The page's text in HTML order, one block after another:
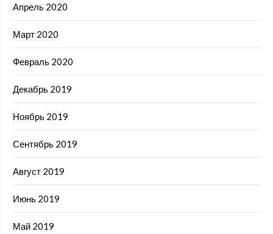
Апрель 2020
Март 2020
Февраль 2020
Декабрь 2019
Ноябрь 2019
Сентябрь 2019
Август 2019
Июнь 2019
Май 2019